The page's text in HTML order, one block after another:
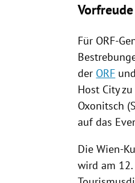
Für ORF-
der ORF
Host Cityzu
Oxonitsch (
auf das
Die Wien-
wird am